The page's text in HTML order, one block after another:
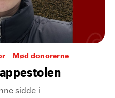
Mød donorerne
sidde i